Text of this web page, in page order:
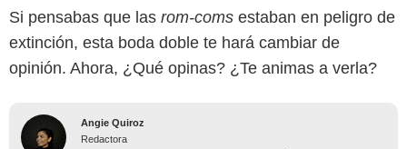
Si pensabas que las rom-coms estaban en peligro de
extinción, esta boda doble te hará cambiar de
opinión. Ahora, ¿Qué opinas? ¿Te animas a verla?
Angie Quiroz
Redactora